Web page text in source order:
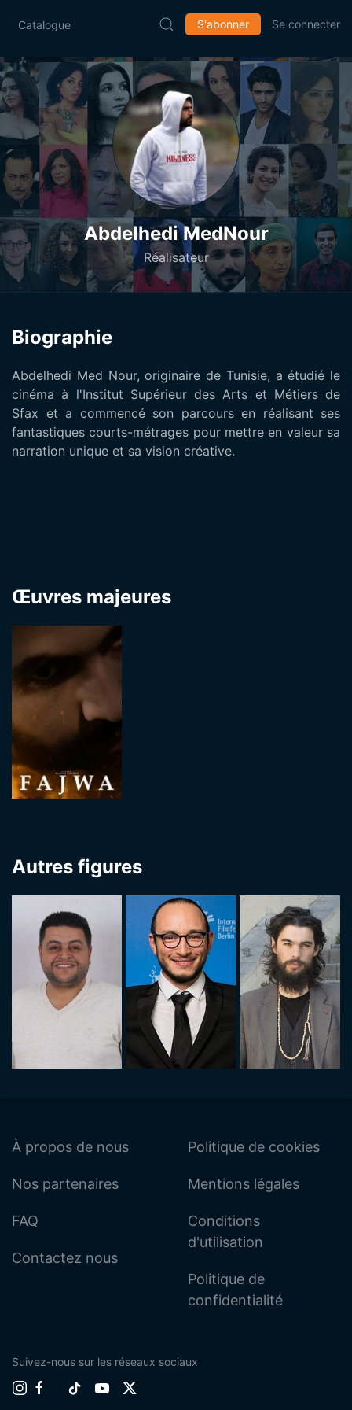
Catalogue S'abonner Se connecter
Abdelhedi MedNour
Réalisateur
Biographie
Abdelhedi Med Nour, originaire de Tunisie, a étudié le
cinéma à l'Institut Supérieur des Arts et Métiers de
Sfax et a commencé son parcours en réalisant ses
fantastiques courts-métrages pour mettre en valeur sa
narration unique et sa vision créative.
Œuvres majeures
Autres figures
À propos de nous
Nos partenaires
FAQ
Contactez nous
Politique de cookies
Mentions légales
Conditions
d'utilisation
Politique de
confidentialité
Suivez-nous sur les réseaux sociaux